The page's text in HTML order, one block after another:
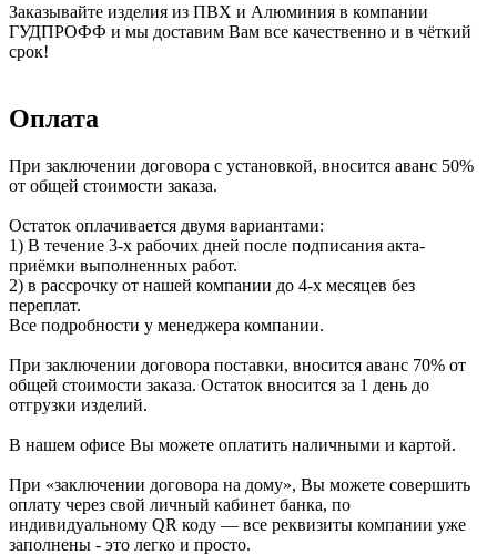
Заказывайте изделия из ПВХ и Алюминия в компании
ГУДПРОФФ и мы доставим Вам все качественно и в чёткий
срок!
Оплата
При заключении договора с установкой, вносится аванс 50%
от общей стоимости заказа.
Остаток оплачивается двумя вариантами:
1) В течение 3-х рабочих дней после подписания акта-
приёмки выполненных работ.
2) в рассрочку от нашей компании до 4-х месяцев без
переплат.
Все подробности у менеджера компании.
При заключении договора поставки, вносится аванс 70% от
общей стоимости заказа. Остаток вносится за 1 день до
отгрузки изделий.
В нашем офисе Вы можете оплатить наличными и картой.
При «заключении договора на дому», Вы можете совершить
оплату через свой личный кабинет банка, по
индивидуальному QR коду — все реквизиты компании уже
заполнены - это легко и просто.